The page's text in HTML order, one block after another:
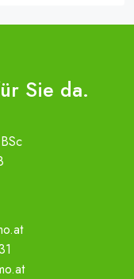
Sie da.